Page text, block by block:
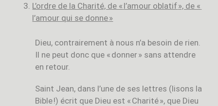
L’ordre de la Charité, de « l’amour oblatif», de «
l’amour qui se donne»
Dieu, contrairement à nous n’a besoin de rien.
Il ne peut donc que « donner » sans attendre
en retour.
Saint Jean, dans l’une de ses lettres (lisons la
Bible !) écrit que Dieu est « Charité », que Dieu